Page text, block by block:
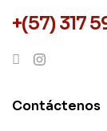
+(57) 317
Contáctenos